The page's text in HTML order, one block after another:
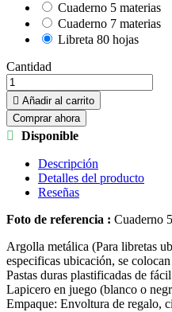
Cuaderno 5 materias
Cuaderno 7 materias
Libreta 80 hojas
Cantidad
 Añadir al carrito
Comprar ahora
 Disponible
Descripción
Detalles del producto
Reseñas
Foto de referencia : Cuaderno
Argolla metálica (Para libretas
especificas ubicación, se
Pastas duras plastificadas de
Lapicero en juego (blanco o
Empaque: Envoltura de regalo,